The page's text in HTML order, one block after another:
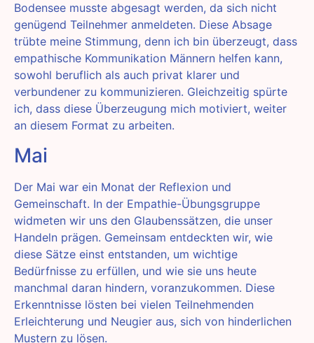
Bodensee musste abgesagt werden, da sich nicht
genügend Teilnehmer anmeldeten. Diese Absage
trübte meine Stimmung, denn ich bin überzeugt, dass
empathische Kommunikation Männern helfen kann,
sowohl beruflich als auch privat klarer und
verbundener zu kommunizieren. Gleichzeitig spürte
ich, dass diese Überzeugung mich motiviert, weiter
an diesem Format zu arbeiten.
Mai
Der Mai war ein Monat der Reflexion und
Gemeinschaft. In der Empathie-Übungsgruppe
widmeten wir uns den Glaubenssätzen, die unser
Handeln prägen. Gemeinsam entdeckten wir, wie
diese Sätze einst entstanden, um wichtige
Bedürfnisse zu erfüllen, und wie sie uns heute
manchmal daran hindern, voranzukommen. Diese
Erkenntnisse lösten bei vielen Teilnehmenden
Erleichterung und Neugier aus, sich von hinderlichen
Mustern zu lösen.